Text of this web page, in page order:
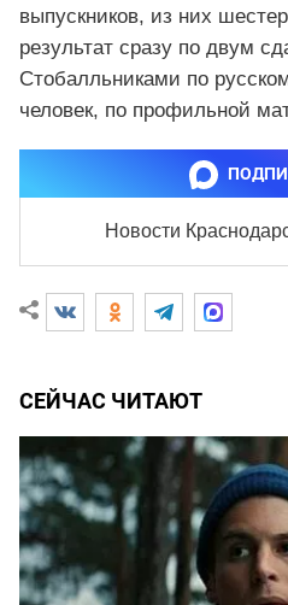
выпускников, из них
результат сразу по двум
Стобалльниками по
человек, по профильной
Новости
СЕЙЧАС ЧИТАЮТ